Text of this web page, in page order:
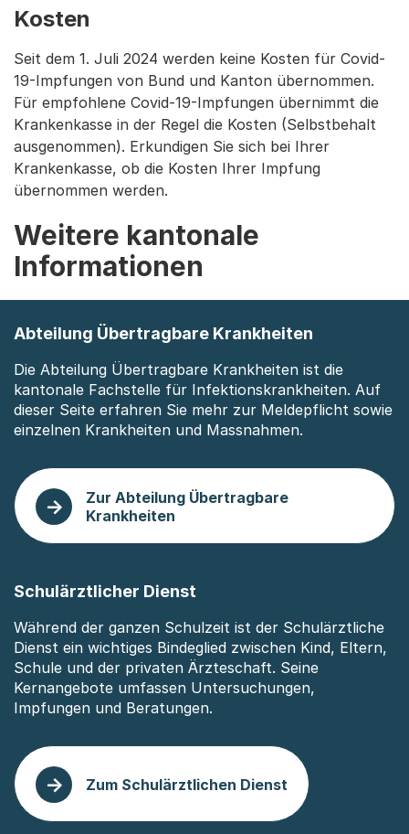
Kosten
Seit dem 1. Juli 2024 werden keine Kosten für Covid-
19-Impfungen von Bund und Kanton übernommen.
Für empfohlene Covid-19-Impfungen übernimmt die
Krankenkasse in der Regel die Kosten (Selbstbehalt
ausgenommen). Erkundigen Sie sich bei Ihrer
Krankenkasse, ob die Kosten Ihrer Impfung
übernommen werden.
Weitere kantonale
Informationen
Abteilung Übertragbare Krankheiten
Die Abteilung Übertragbare Krankheiten ist die
kantonale Fachstelle für Infektionskrankheiten. Auf
dieser Seite erfahren Sie mehr zur Meldepflicht sowie
einzelnen Krankheiten und Massnahmen.
Zur Abteilung Übertragbare
Krankheiten
Schulärztlicher Dienst
Während der ganzen Schulzeit ist der Schulärztliche
Dienst ein wichtiges Bindeglied zwischen Kind, Eltern,
Schule und der privaten Ärzteschaft. Seine
Kernangebote umfassen Untersuchungen,
Impfungen und Beratungen.
Zum Schulärztlichen Dienst